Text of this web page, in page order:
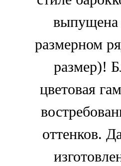
размерном
размер)!
цветовая
оттенков.